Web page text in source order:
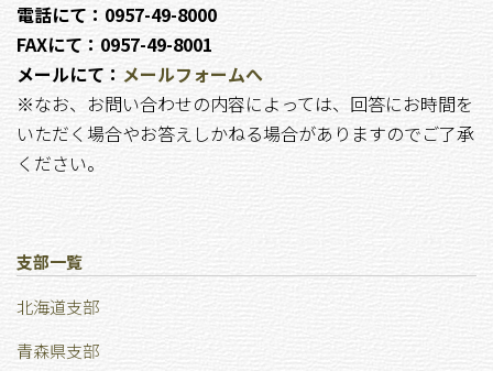
電話にて：0957-49-8000
FAXにて：0957-49-8001
メールにて： メールフォームへ
※なお、お問い合わせの内容によっては、回答にお時間を
いただく場合やお答えしかねる場合がありますのでご了承
ください。
支部一覧
北海道支部
青森県支部